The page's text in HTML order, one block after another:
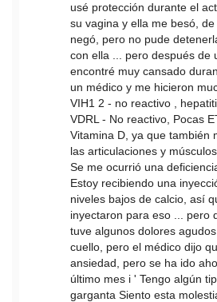
usé protección durante el
su vagina y ella me besó,
negó, pero no pude
con ella ... pero después de
encontré muy cansado
un médico y me hicieron
VIH1 2 - no reactivo ,
VDRL - No reactivo, Pocas
Vitamina D, ya que también
las articulaciones y
Se me ocurrió una
Estoy recibiendo una
niveles bajos de calcio, así
inyectaron para eso ... pero
tuve algunos dolores
cuello, pero el médico dijo
ansiedad, pero se ha ido
último mes i ' Tengo algún
garganta Siento esta